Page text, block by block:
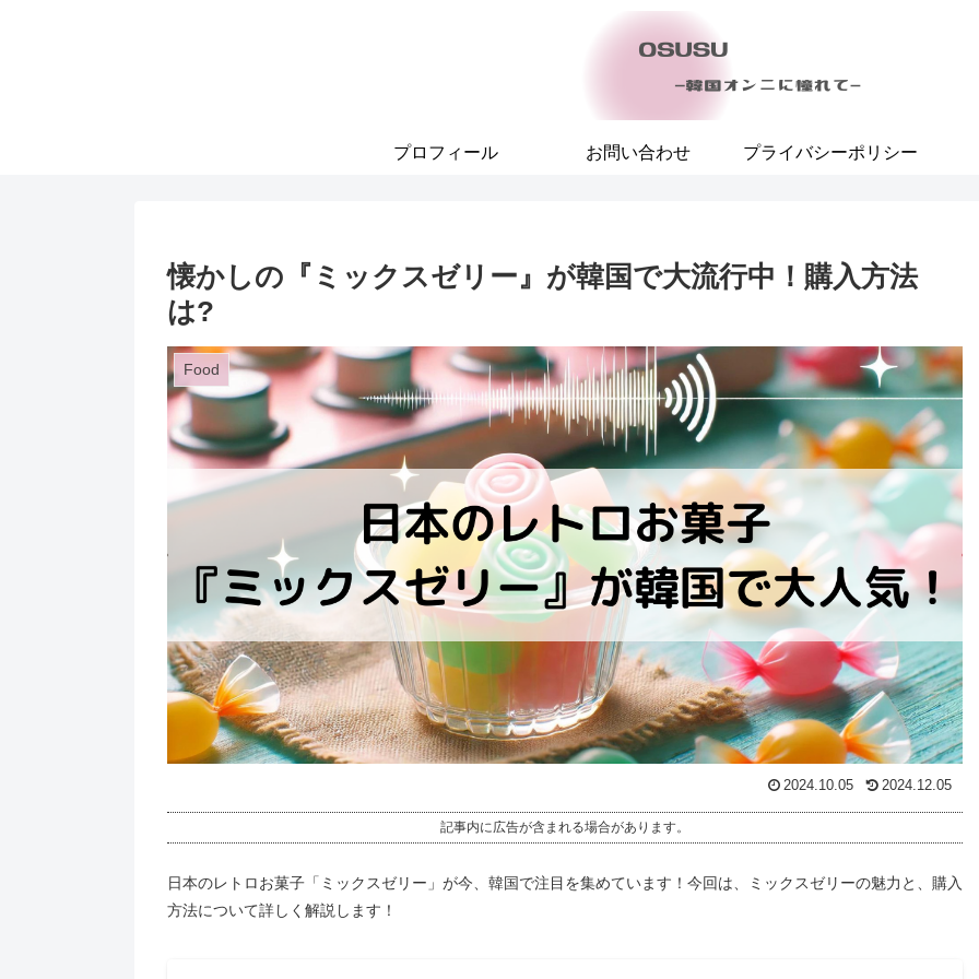
プロフィール お問い合わせ プライバシーポリシー
懐かしの『ミックスゼリー』が韓国で大流行中！購入方法
は?
Food
2024.10.05 2024.12.05
記事内に広告が含まれる場合があります。
日本のレトロお菓子「ミックスゼリー」が今、韓国で注目を集めています！今回は、ミックスゼリーの魅力と、購入
方法について詳しく解説します！